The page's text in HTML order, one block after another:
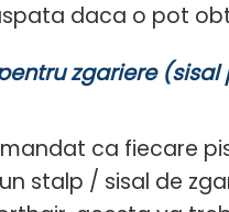
daca o pot
zgariere (sisal
ca fiecare
stalp / sisal de